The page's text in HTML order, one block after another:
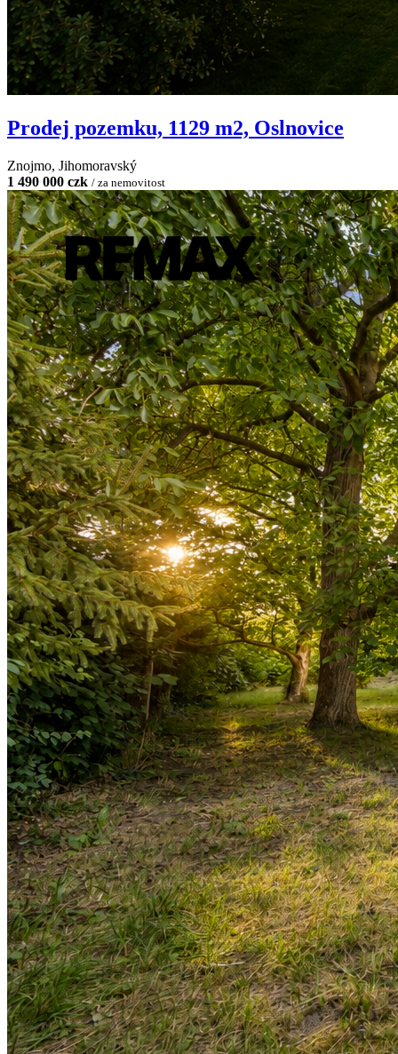
Prodej pozemku, 1129 m2, Oslnovice
Znojmo, Jihomoravský
1 490 000 czk / za nemovitost